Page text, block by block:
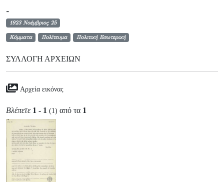
-
1923 Νοέμβριος 25
Κόμματα Πολίτευμα Πολιτική Εσωτερική
ΣΥΛΛΟΓΉ ΑΡΧΕΊΩΝ
Αρχεία εικόνας
Βλέπετε 1 - 1 (1) από τα 1